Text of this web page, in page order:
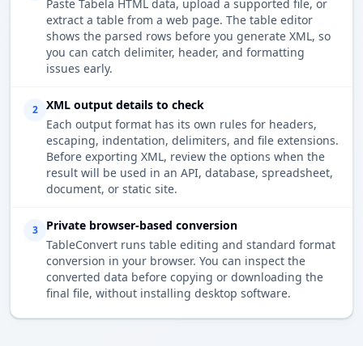
Paste Tabela HTML data, upload a supported file, or
extract a table from a web page. The table editor
shows the parsed rows before you generate XML, so
you can catch delimiter, header, and formatting
issues early.
2
XML output details to check
Each output format has its own rules for headers,
escaping, indentation, delimiters, and file extensions.
Before exporting XML, review the options when the
result will be used in an API, database, spreadsheet,
document, or static site.
3
Private browser-based conversion
TableConvert runs table editing and standard format
conversion in your browser. You can inspect the
converted data before copying or downloading the
final file, without installing desktop software.